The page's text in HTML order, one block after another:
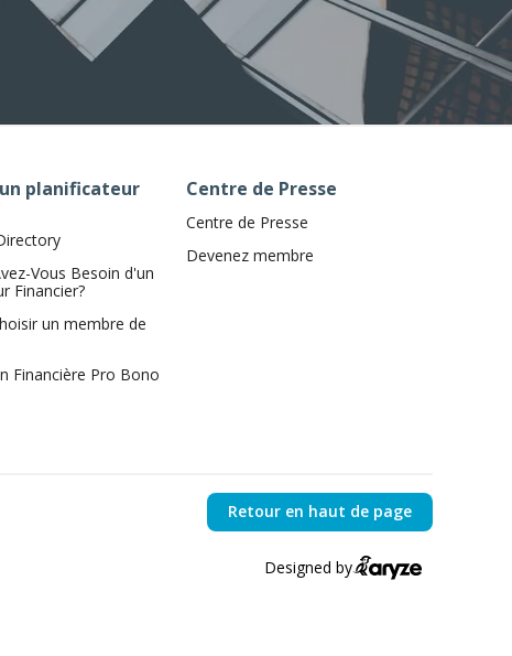
planificateur
Vous Besoin d'un
Financier?
un membre de
Financière Pro Bono
Centre de Presse
Centre de Presse
Devenez membre
Retour en haut de page
Designed by